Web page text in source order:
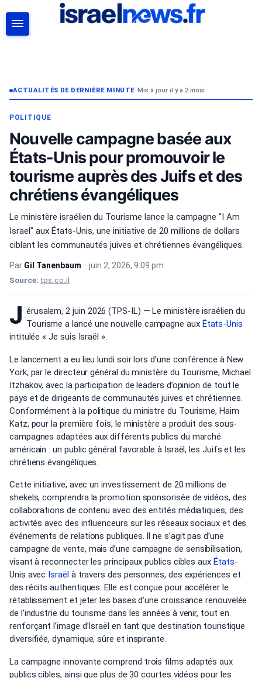
ACTUALITÉS DE DERNIÈRE MINUTE•Mis à jour il y a 2 mois
POLITIQUE
Nouvelle campagne basée aux
États-Unis pour promouvoir le
tourisme auprès des Juifs et des
chrétiens évangéliques
Le ministère israélien du Tourisme lance la campagne "I Am
Israel" aux États-Unis, une initiative de 20 millions de dollars
ciblant les communautés juives et chrétiennes évangéliques.
Par Gil Tanenbaum • juin 2, 2026, 9:09 pm
Source: tps.co.il
J érusalem, 2 juin 2026 (TPS-IL) — Le ministère israélien du
Tourisme a lancé une nouvelle campagne aux États-Unis
intitulée « Je suis Israël ».
Le lancement a eu lieu lundi soir lors d’une conférence à New
York, par le directeur général du ministère du Tourisme, Michael
Itzhakov, avec la participation de leaders d’opinion de tout le
pays et de dirigeants de communautés juives et chrétiennes.
Conformément à la politique du ministre du Tourisme, Haim
Katz, pour la première fois, le ministère a produit des sous-
campagnes adaptées aux différents publics du marché
américain : un public général favorable à Israël, les Juifs et les
chrétiens évangéliques.
Cette initiative, avec un investissement de 20 millions de
shekels, comprendra la promotion sponsorisée de vidéos, des
collaborations de contenu avec des entités médiatiques, des
activités avec des influenceurs sur les réseaux sociaux et des
événements de relations publiques. Il ne s’agit pas d’une
campagne de vente, mais d’une campagne de sensibilisation,
visant à reconnecter les principaux publics cibles aux États-
Unis avec Israël à travers des personnes, des expériences et
des récits authentiques. Elle est conçue pour accélérer le
rétablissement et jeter les bases d’une croissance renouvelée
de l’industrie du tourisme dans les années à venir, tout en
renforçant l’image d’Israël en tant que destination touristique
diversifiée, dynamique, sûre et inspirante.
La campagne innovante comprend trois films adaptés aux
publics cibles, ainsi que plus de 30 courtes vidéos pour les